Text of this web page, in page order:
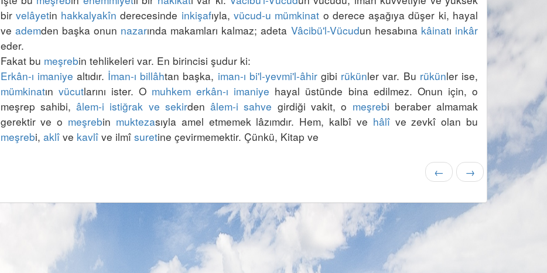
bir velâyetin hakkalyakîn derecesinde inkişafıyla, vücud-u mümkinat o derece aşağıya düşer ki, hayal
ve ademden başka onun nazarında makamları kalmaz; adeta Vâcibü'l-Vücudun hesabına kâinatı inkâr
Fakat bu meşreb
Erkân-ı imaniye altıdır. İman-ı billâhtan başka, iman-ı bi'l-yevmi'l-âhir gibi rükünler var. Bu rükün
mümkinatın vücutlarını ister. O muhkem erkân-ı imaniye hayal üstünde bina edilmez. Onun için, o
meşrep sahibi, âlem-i istiğrak ve sekirden âlem-i sahve girdiği vakit, o meşrebi beraber almamak
gerektir ve o meşrebin muktezasıyla amel etmemek lâzımdır. Hem, kalbî ve hâlî
meşrebi, aklî ve kavlî ve ilmî suret
← →